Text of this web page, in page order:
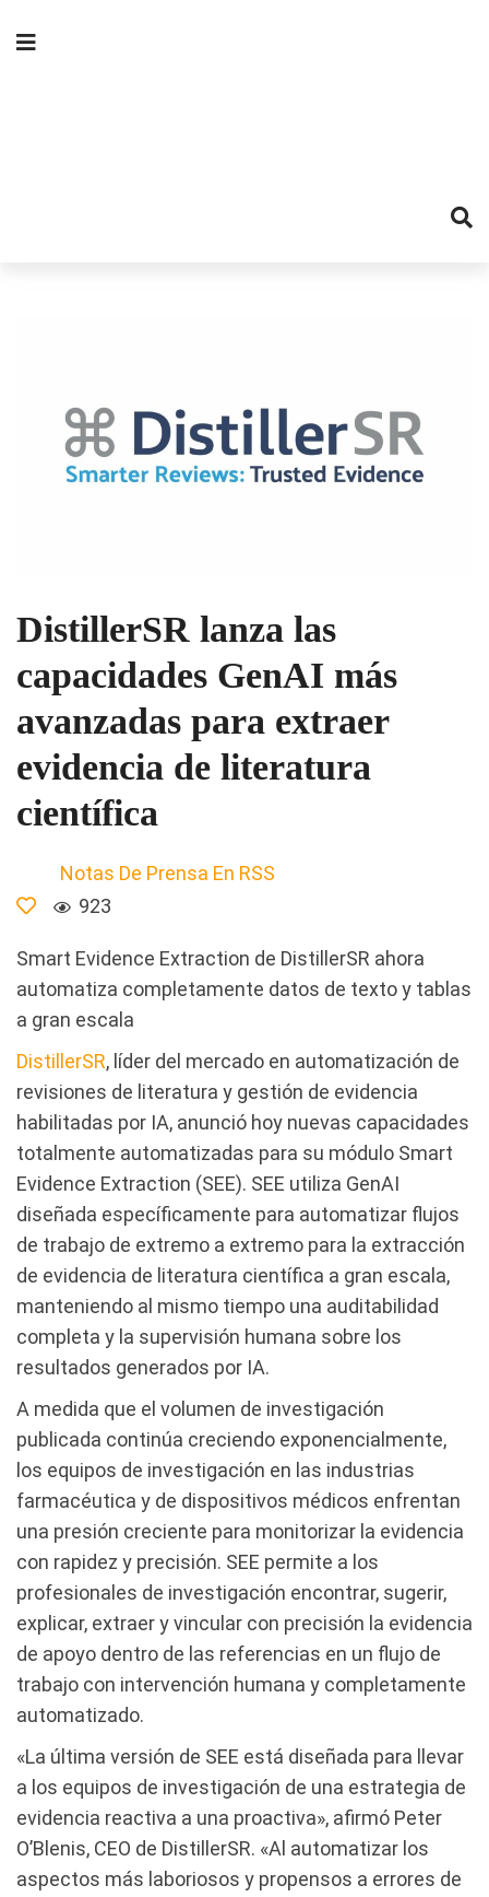
DistillerSR lanza las
capacidades GenAI más
avanzadas para extraer
evidencia de literatura
científica
Notas De Prensa En RSS
923
Smart Evidence Extraction de DistillerSR ahora
automatiza completamente datos de texto y tablas
a gran escala
DistillerSR, líder del mercado en automatización de
revisiones de literatura y gestión de evidencia
habilitadas por IA, anunció hoy nuevas capacidades
totalmente automatizadas para su módulo Smart
Evidence Extraction (SEE). SEE utiliza GenAI
diseñada específicamente para automatizar flujos
de trabajo de extremo a extremo para la extracción
de evidencia de literatura científica a gran escala,
manteniendo al mismo tiempo una auditabilidad
completa y la supervisión humana sobre los
resultados generados por IA.
A medida que el volumen de investigación
publicada continúa creciendo exponencialmente,
los equipos de investigación en las industrias
farmacéutica y de dispositivos médicos enfrentan
una presión creciente para monitorizar la evidencia
con rapidez y precisión. SEE permite a los
profesionales de investigación encontrar, sugerir,
explicar, extraer y vincular con precisión la evidencia
de apoyo dentro de las referencias en un flujo de
trabajo con intervención humana y completamente
automatizado.
«La última versión de SEE está diseñada para llevar
a los equipos de investigación de una estrategia de
evidencia reactiva a una proactiva», afirmó Peter
O’Blenis, CEO de DistillerSR. «Al automatizar los
aspectos más laboriosos y propensos a errores de